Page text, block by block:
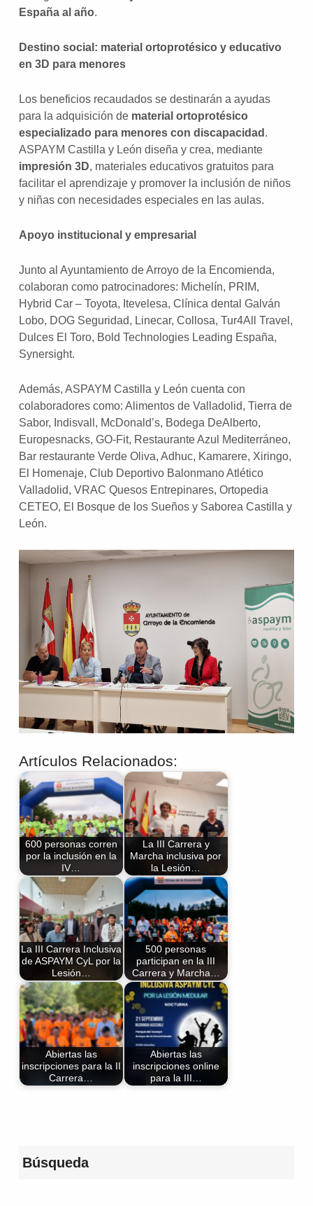
España al año.
Destino social: material ortoprotésico y educativo
en 3D para menores
Los beneficios recaudados se destinarán a ayudas
para la adquisición de material ortoprotésico
especializado para menores con discapacidad .
ASPAYM Castilla y León diseña y crea, mediante
impresión 3D, materiales educativos gratuitos para
facilitar el aprendizaje y promover la inclusión de niños
y niñas con necesidades especiales en las aulas.
Apoyo institucional y empresarial
Junto al Ayuntamiento de Arroyo de la Encomienda,
colaboran como patrocinadores: Michelín, PRIM,
Hybrid Car – Toyota, Itevelesa, Clínica dental Galván
Lobo, DOG Seguridad, Linecar, Collosa, Tur4All Travel,
Dulces El Toro, Bold Technologies Leading España,
Synersight.
Además, ASPAYM Castilla y León cuenta con
colaboradores como: Alimentos de Valladolid, Tierra de
Sabor, Indisvall, McDonald’s, Bodega DeAlberto,
Europesnacks, GO-Fit, Restaurante Azul Mediterráneo,
Bar restaurante Verde Oliva, Adhuc, Kamarere, Xiringo,
El Homenaje, Club Deportivo Balonmano Atlético
Valladolid, VRAC Quesos Entrepinares, Ortopedia
CETEO, El Bosque de los Sueños y Saborea Castilla y
León.
Artículos Relacionados:
600 personas corren
por la inclusión en la
IV…
La III Carrera y
Marcha inclusiva por
la Lesión…
La III Carrera Inclusiva
de ASPAYM CyL por la
Lesión…
500 personas
participan en la III
Carrera y Marcha…
Abiertas las
inscripciones para la II
Carrera…
Abiertas las
inscripciones online
para la III…
Búsqueda